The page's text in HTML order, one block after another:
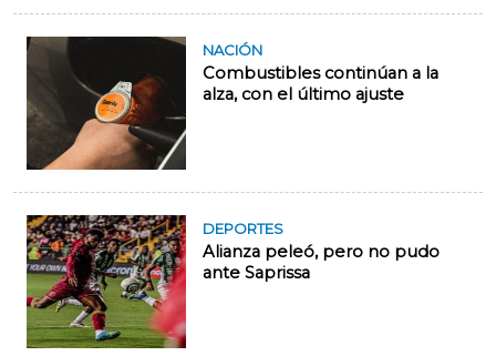
NACIÓN
Combustibles continúan a la
alza, con el último ajuste
DEPORTES
Alianza peleó, pero no pudo
ante Saprissa